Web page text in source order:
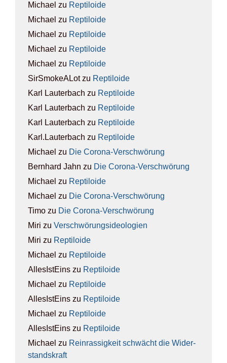
Michael zu Rep­ti­lo­ide
Michael zu Rep­ti­lo­ide
Michael zu Rep­ti­lo­ide
Michael zu Rep­ti­lo­ide
Michael zu Rep­ti­lo­ide
SirSmokeALotzu Rep­ti­lo­ide
Karl Lauterbach zu Rep­ti­lo­ide
Karl Lauterbach zu Rep­ti­lo­ide
Karl Lauterbach zu Rep­ti­lo­ide
Karl.Lauterbach zu Rep­ti­lo­ide
Michael zu Die Coro­na-Ver­schwö­rung
Bernhard Jahn zu Die Coro­na-Ver­schwö­rung
Michael zu Rep­ti­lo­ide
Michael zu Die Coro­na-Ver­schwö­rung
Timo zu Die Coro­na-Ver­schwö­rung
Miri zu Ver­schwö­rungs­ideo­lo­gien
Miri zu Rep­ti­lo­ide
Michael zu Rep­ti­lo­ide
AllesIstEins zu Rep­ti­lo­ide
Michael zu Rep­ti­lo­ide
AllesIstEins zu Rep­ti­lo­ide
Michael zu Rep­ti­lo­ide
AllesIstEins zu Rep­ti­lo­ide
Michael zu Rein­ras­sig­keit schwächt die Wider­
stands­kraft